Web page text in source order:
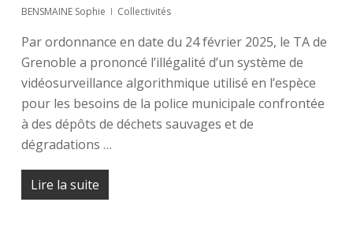
BENSMAINE Sophie Collectivités
Par ordonnance en date du 24 février 2025, le TA de
Grenoble a prononcé l’illégalité d’un système de
vidéosurveillance algorithmique utilisé en l’espèce
pour les besoins de la police municipale confrontée
à des dépôts de déchets sauvages et de
dégradations …
Lire la suite